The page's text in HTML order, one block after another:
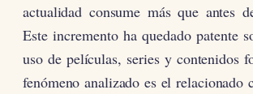
actualidad consume más que antes
Este incremento ha quedado patente
uso de películas, series y contenidos
fenómeno analizado es el relacionado